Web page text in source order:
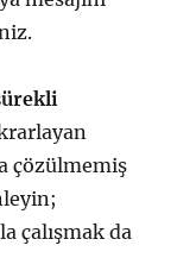
çözülmemiş
çalışmak da